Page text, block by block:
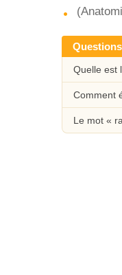
Quelle est
Comment
Le mot «